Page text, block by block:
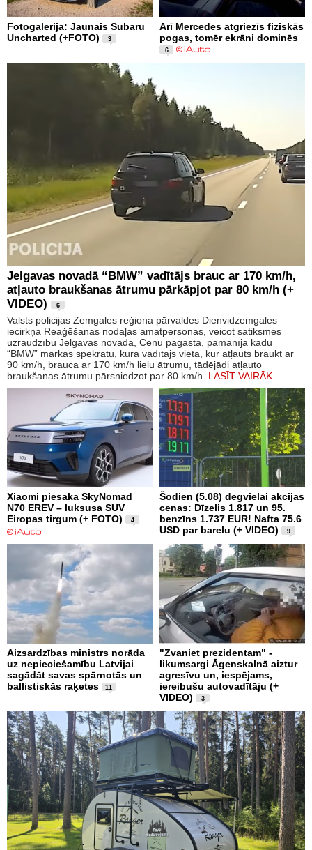
Fotogalerija: Jaunais Subaru
Uncharted (+FOTO)
3
Arī Mercedes atgriezīs fiziskās
pogas, tomēr ekrāni dominēs
6
Jelgavas novadā “BMW” vadītājs brauc ar 170 km/h,
atļauto braukšanas ātrumu pārkāpjot par 80 km/h (+
VIDEO)
6
Valsts policijas Zemgales reģiona pārvaldes Dienvidzemgales
iecirkņa Reaģēšanas nodaļas amatpersonas, veicot satiksmes
uzraudzību Jelgavas novadā, Cenu pagastā, pamanīja kādu
“BMW” markas spēkratu, kura vadītājs vietā, kur atļauts braukt ar
90 km/h, brauca ar 170 km/h lielu ātrumu, tādējādi atļauto
braukšanas ātrumu pārsniedzot par 80 km/h. LASĪT VAIRĀK
Xiaomi piesaka SkyNomad
N70 EREV – luksusa SUV
Eiropas tirgum (+ FOTO)
4
Šodien (5.08) degvielai akcijas
cenas: Dīzelis 1.817 un 95.
benzīns 1.737 EUR! Nafta 75.6
USD par barelu (+ VIDEO)
9
Aizsardzības ministrs norāda
uz nepieciešamību Latvijai
sagādāt savas spārnotās un
ballistiskās raķetes
11
"Zvaniet prezidentam" -
likumsargi Āgenskalnā aiztur
agresīvu un, iespējams,
iereibušu autovadītāju (+
VIDEO)
3